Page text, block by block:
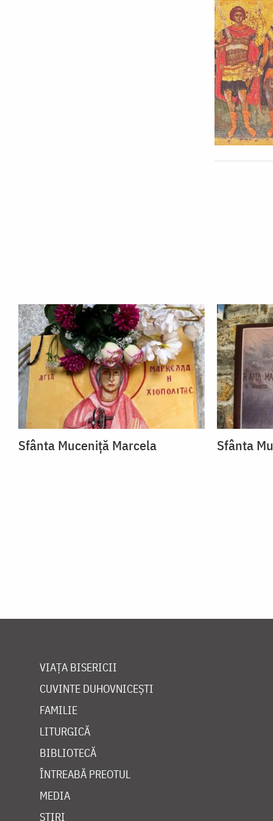
Sfânta Muceniță Marcela Sfânta
VIAȚA BISERICII
CUVINTE DUHOVNICEȘTI
FAMILIE
LITURGICĂ
BIBLIOTECĂ
ÎNTREABĂ PREOTUL
MEDIA
ȘTIRI